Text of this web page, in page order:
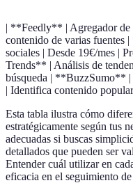
| **Feedly** | Agregador de
contenido de varias fuentes
sociales | Desde 19€/mes |
Trends** | Análisis de
búsqueda | **BuzzSumo** |
| Identifica contenido popular
Esta tabla ilustra cómo
estratégicamente según tus
adecuadas si buscas
detallados que pueden ser
Entender cuál utilizar en
eficacia en el seguimiento